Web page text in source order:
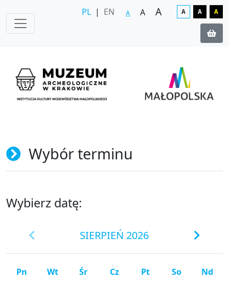
PL | EN A A A A A A
Wybór terminu
Wybierz datę:
SIERPIEŃ 2026
Pn Wt Śr Cz Pt So Nd